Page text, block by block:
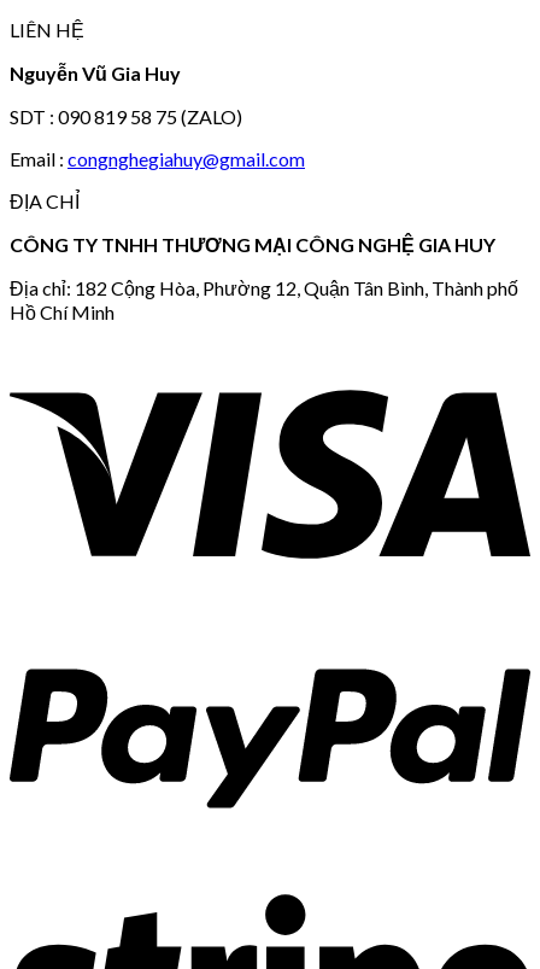
LIÊN HỆ
Nguyễn Vũ Gia Huy
SDT : 090 819 58 75 (ZALO)
Email : congnghegiahuy@gmail.com
ĐỊA CHỈ
CÔNG TY TNHH THƯƠNG MẠI CÔNG NGHỆ GIA HUY
Địa chỉ: 182 Cộng Hòa, Phường 12, Quận Tân Bình, Thành phố
Hồ Chí Minh